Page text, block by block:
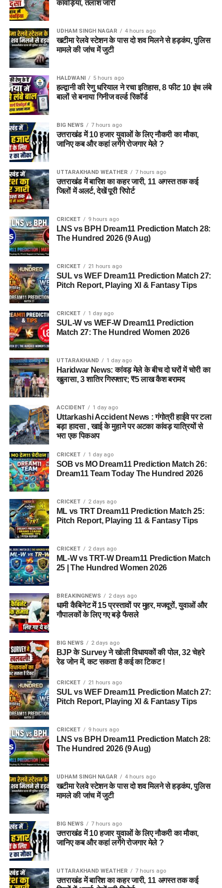
इसके बाद उनके खिलाफ पुलिस एक्ट के तहत चालानी कार्रवाई की गई।
धार्मिक स्थल की पवित्रता और मर्यादा का
करें सम्मान
पुलिस ने स्पष्ट किया है कि बदरीनाथ धाम में धार्मिक मर्यादा और कानून
व्यवस्था से किसी भी तरह का समझौता नहीं किया जाएगा। यात्रा के दौरान
श्रद्धालुओं की सुरक्षा, शांति व्यवस्था और धाम की गरिमा बनाए रखने के लिए
संदिग्ध गतिविधियों पर लगातार नजर रखी जा रही है।
पुलिस ने लोगों से भी अपील की है कि बदरीनाथ धाम जैसे धार्मिक स्थल की
पवित्रता और मर्यादा का सम्मान करें। नियमों का उल्लंघन करने वालों के
खिलाफ नियमानुसार सख्त कार्रवाई की जाएगी।
कांवड़िया, तलाश जारी
UDHAM SINGH NAGAR 4 hours ago
खटीमा रेलवे स्टेशन के पास दो शव मिलने से हड़कंप, पुलिस
मामले की जांच में जुटी
HALDWANI 5 hours ago
हल्द्वानी की रेणु धरियाल ने रचा इतिहास, 8 फीट 10 इंच लंबे
बालों से बनाया गिनीज वर्ल्ड रिकॉर्ड
BIG NEWS 7 hours ago
उत्तराखंड में 10 हजार युवाओं के लिए नौकरी का मौका,
जानिए कब और कहां लगेंगे रोजगार मेले ?
UTTARAKHAND WEATHER 7 hours ago
उत्तराखंड में बारिश का कहर जारी, 11 अगस्त तक कई
जिलों में अलर्ट, देखें पूरी रिपोर्ट
CRICKET 9 hours ago
LNS vs BPH Dream11 Prediction Match 28:
The Hundred 2026 (9 Aug)
CRICKET 21 hours ago
SUL vs WEF Dream11 Prediction Match 27:
Pitch Report, Playing XI & Fantasy Tips
CRICKET 1 day ago
SUL-W vs WEF-W Dream11 Prediction
Match 27: The Hundred Women 2026
UTTARAKHAND 1 day ago
Haridwar News: कांवड़ मेले के बीच दो घरों में चोरी का
खुलासा, 3 शातिर गिरफ्तार; ₹5 लाख कैश बरामद
ACCIDENT 1 day ago
Uttarkashi Accident News : गंगोत्री हाईवे पर टला
बड़ा हादसा , खाई के मुहाने पर अटका कांवड़ यात्रियों से
भरा एक पिकअप
CRICKET 1 day ago
SOB vs MO Dream11 Prediction Match 26:
Dream11 Team Today The Hundred 2026
CRICKET 2 days ago
ML vs TRT Dream11 Prediction Match 25:
Pitch Report, Playing 11 & Fantasy Tips
CRICKET 2 days ago
ML-W vs TRT-W Dream11 Prediction Match
25 | The Hundred Women 2026
BREAKINGNEWS 2 days ago
धामी कैबिनेट में 15 प्रस्तावों पर मुहर, मजदूरों, युवाओं और
गौपालकों के लिए गए बड़े फैसले
BIG NEWS 2 days ago
BJP के Survey ने खोली विधायकों की पोल, 32 चेहरे
रेड जोन में, कट सकता है कई का टिकट !
CRICKET 21 hours ago
SUL vs WEF Dream11 Prediction Match 27:
Pitch Report, Playing XI & Fantasy Tips
CRICKET 9 hours ago
LNS vs BPH Dream11 Prediction Match 28:
The Hundred 2026 (9 Aug)
UDHAM SINGH NAGAR 4 hours ago
खटीमा रेलवे स्टेशन के पास दो शव मिलने से हड़कंप, पुलिस
मामले की जांच में जुटी
BIG NEWS 7 hours ago
उत्तराखंड में 10 हजार युवाओं के लिए नौकरी का मौका,
जानिए कब और कहां लगेंगे रोजगार मेले ?
UTTARAKHAND WEATHER 7 hours ago
उत्तराखंड में बारिश का कहर जारी, 11 अगस्त तक कई